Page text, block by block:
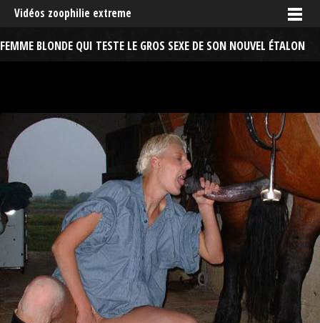
Vidéos zoophilie extreme
FEMME BLONDE QUI TESTE LE GROS SEXE DE SON NOUVEL ÉTALON